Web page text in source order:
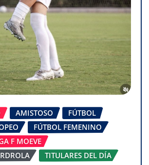
AMISTOSO
FÚTBOL
FÚTBOL FEMENINO
F MOEVE
TITULARES DEL DÍA